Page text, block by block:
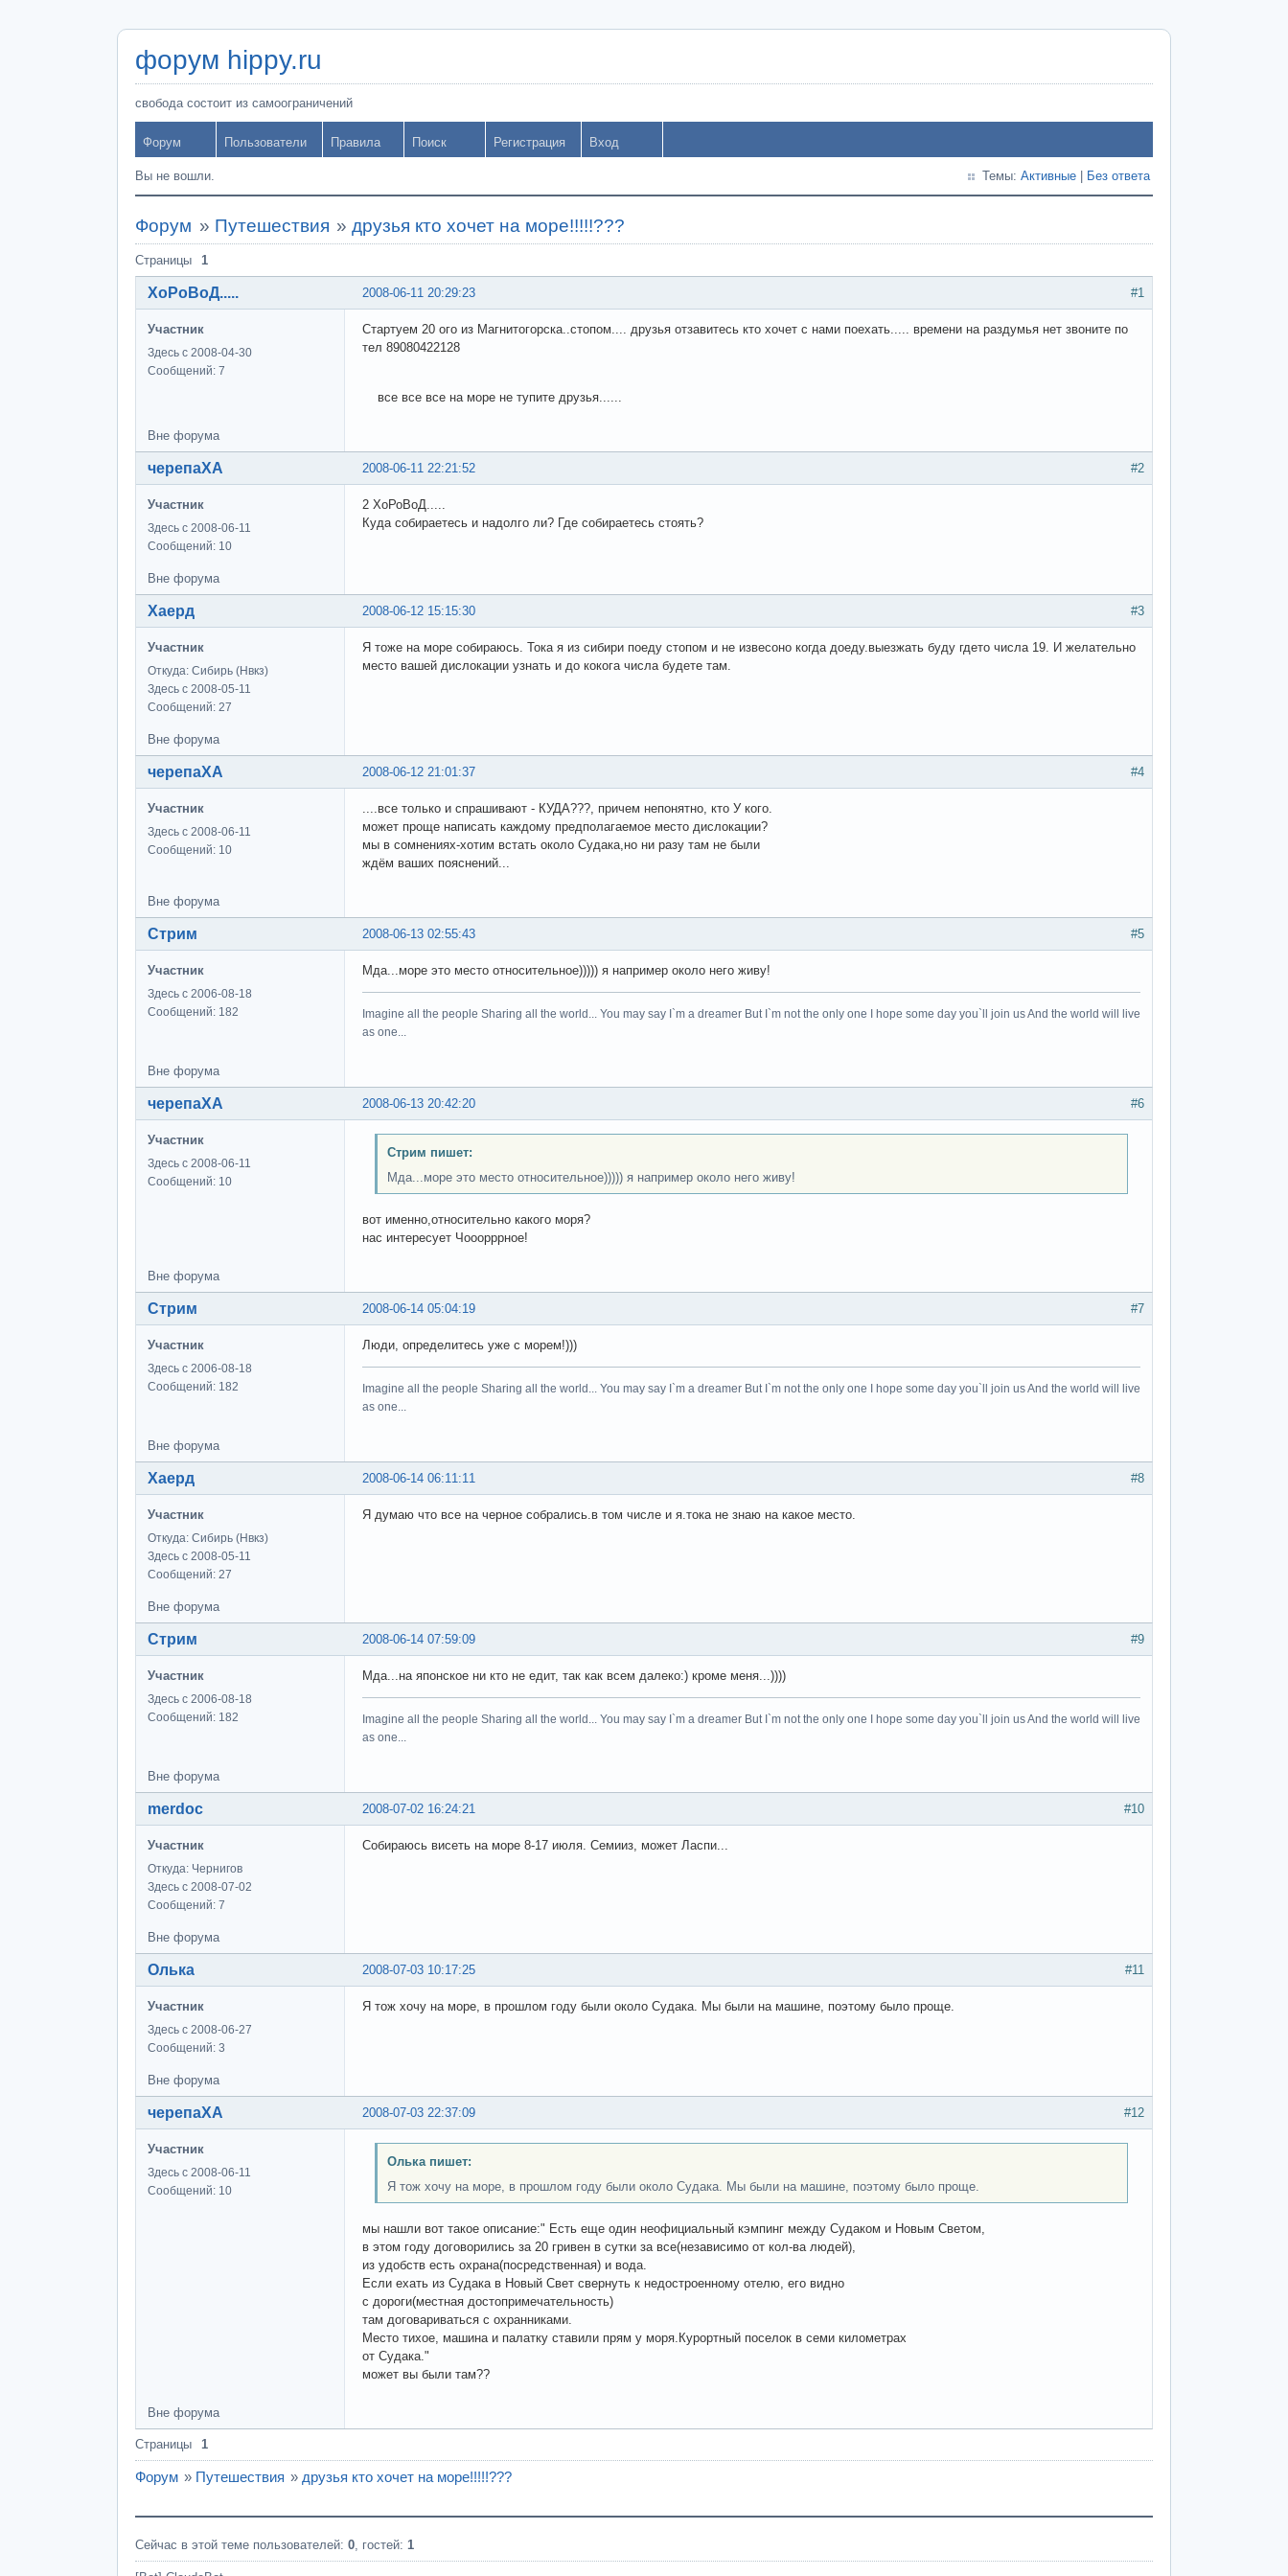
форум hippy.ru
свобода состоит из самоограничений
Форум Пользователи Правила Поиск Регистрация Вход
Вы не вошли. Темы: Активные Без ответа
Форум » Путешествия »друзья кто хочет на море!!!!!???
Страницы 1
#1
2008-06-11 20:29:23
ХоРоВоД.....
Участник
Здесь с 2008-04-30
Сообщений: 7
Стартуем 20 ого из Магнитогорска..стопом.... друзья отзавитесь кто хочет с нами поехать..... времени на раздумья нет звоните по
тел 89080422128
все все все на море не тупите друзья......
Вне форума
#2
2008-06-11 22:21:52
черепаХА
Участник
Здесь с 2008-06-11
Сообщений: 10
2 ХоРоВоД.....
Куда собираетесь и надолго ли? Где собираетесь стоять?
Вне форума
#3
2008-06-12 15:15:30
Хаерд
Участник
Откуда: Сибирь (Нвкз)
Здесь с 2008-05-11
Сообщений: 27
Я тоже на море собираюсь. Тока я из сибири поеду стопом и не извесоно когда доеду.выезжать буду гдето числа 19. И желательно
место вашей дислокации узнать и до кокога числа будете там.
Вне форума
#4
2008-06-12 21:01:37
черепаХА
Участник
Здесь с 2008-06-11
Сообщений: 10
....все только и спрашивают - КУДА???, причем непонятно, кто У кого.
может проще написать каждому предполагаемое место дислокации?
мы в сомнениях-хотим встать около Судака,но ни разу там не были
ждём ваших пояснений...
Вне форума
#5
2008-06-13 02:55:43
Стрим
Участник
Здесь с 2006-08-18
Сообщений: 182
Мда...море это место относительное))))) я например около него живу!
Imagine all the people Sharing all the world... You may say I`m a dreamer But I`m not the only one I hope some day you`ll join us And the world will live
as one...
Вне форума
#6
2008-06-13 20:42:20
черепаХА
Участник
Здесь с 2008-06-11
Сообщений: 10
Стрим пишет:
Мда...море это место относительное))))) я например около него живу!
вот именно,относительно какого моря?
нас интересует Чооорррное!
Вне форума
#7
2008-06-14 05:04:19
Стрим
Участник
Здесь с 2006-08-18
Сообщений: 182
Люди, определитесь уже с морем!)))
Imagine all the people Sharing all the world... You may say I`m a dreamer But I`m not the only one I hope some day you`ll join us And the world will live
as one...
Вне форума
#8
2008-06-14 06:11:11
Хаерд
Участник
Откуда: Сибирь (Нвкз)
Здесь с 2008-05-11
Сообщений: 27
Я думаю что все на черное собрались.в том числе и я.тока не знаю на какое место.
Вне форума
#9
2008-06-14 07:59:09
Стрим
Участник
Здесь с 2006-08-18
Сообщений: 182
Мда...на японское ни кто не едит, так как всем далеко:) кроме меня...))))
Imagine all the people Sharing all the world... You may say I`m a dreamer But I`m not the only one I hope some day you`ll join us And the world will live
as one...
Вне форума
#10
2008-07-02 16:24:21
merdoc
Участник
Откуда: Чернигов
Здесь с 2008-07-02
Сообщений: 7
Собираюсь висеть на море 8-17 июля. Семииз, может Ласпи...
Вне форума
#11
2008-07-03 10:17:25
Олька
Участник
Здесь с 2008-06-27
Сообщений: 3
Я тож хочу на море, в прошлом году были около Судака. Мы были на машине, поэтому было проще.
Вне форума
#12
2008-07-03 22:37:09
черепаХА
Участник
Здесь с 2008-06-11
Сообщений: 10
Олька пишет:
Я тож хочу на море, в прошлом году были около Судака. Мы были на машине, поэтому было проще.
мы нашли вот такое описание:" Есть еще один неофициальный кэмпинг между Судаком и Новым Светом,
в этом году договорились за 20 гривен в сутки за все(независимо от кол-ва людей),
из удобств есть охрана(посредственная) и вода.
Если ехать из Судака в Новый Свет свернуть к недостроенному отелю, его видно
с дороги(местная достопримечательность)
там договариваться с охранниками.
Место тихое, машина и палатку ставили прям у моря.Курортный поселок в семи километрах
от Судака."
может вы были там??
Вне форума
Страницы 1
Форум » Путешествия » друзья кто хочет на море!!!!!???
Сейчас в этой теме пользователей: 0, гостей: 1